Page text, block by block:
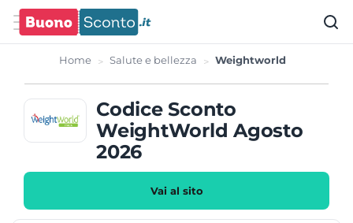
Home Salute e bellezza Weightworld
Codice Sconto
WeightWorld Agosto
2026
Vai al sito